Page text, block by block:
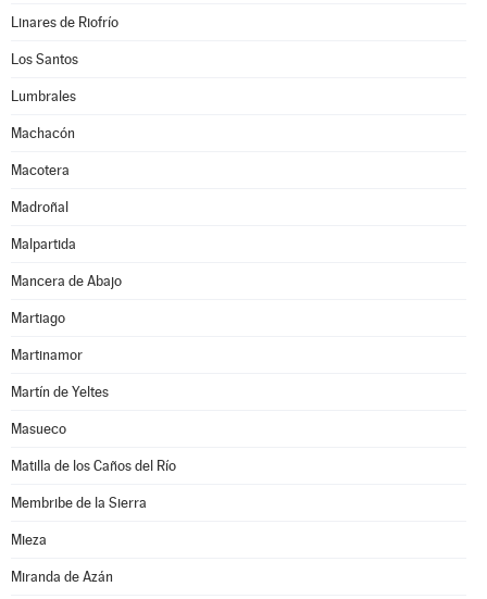
Linares de Riofrío
Los Santos
Lumbrales
Machacón
Macotera
Madroñal
Malpartida
Mancera de Abajo
Martiago
Martinamor
Martín de Yeltes
Masueco
Matilla de los Caños del Río
Membribe de la Sierra
Mieza
Miranda de Azán